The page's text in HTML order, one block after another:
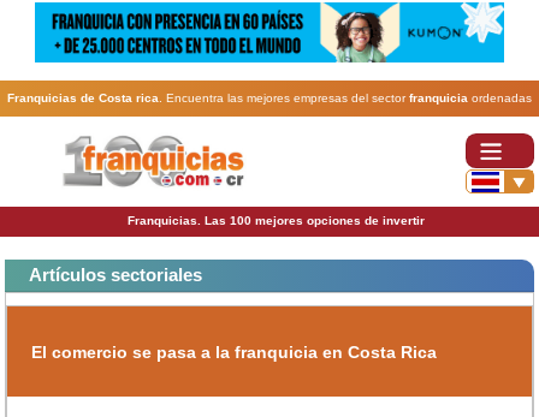
Franquicias de Costa rica . Encuentra las mejores empresas del sectorfranquicia ordenadas
por actividad. En www.100franquicias.cr encontrarás las más rentables, baratas y
Franquicias. Las 100 mejores opciones de invertir
Artículos sectoriales
El comercio se pasa a la franquicia en Costa Rica